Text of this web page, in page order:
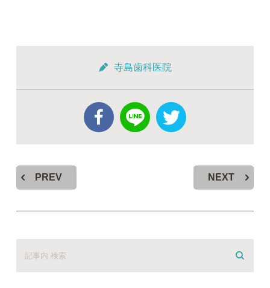
寺島歯科医院
PREV NEXT